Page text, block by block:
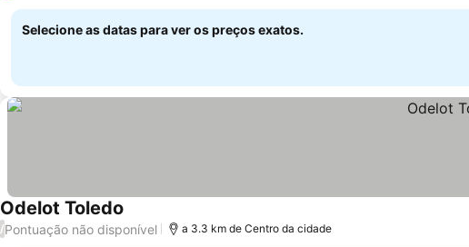
Selecione as datas para ver os preços exatos.
Odelot Toledo
/Pontuação não disponível a 3.3 km de Centro da cidade